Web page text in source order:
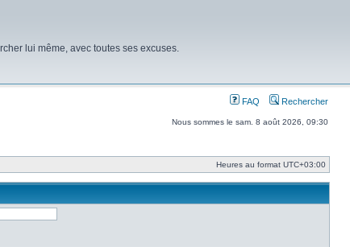
lui même, avec toutes ses excuses.
FAQ Rechercher
Nous sommes le sam. 8 août 2026, 09:30
Heures au format UTC+03:00